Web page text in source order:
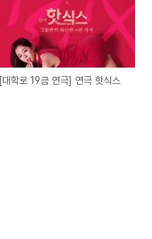
[대학로 19금 연극] 연극 핫식스